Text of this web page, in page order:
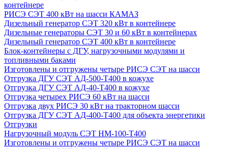
контейнере
РИСЭ СЭТ 400 кВт на шасси КАМАЗ
Дизельный генератор СЭТ 320 кВт в контейнере
Дизельные генераторы СЭТ 30 и 60 кВт в контейнерах
Дизельный генератор СЭТ 400 кВт в контейнере
Блок-контейнеры с ДГУ, нагрузочными модулями и
топливными баками
Изготовлены и отгружены четыре РИСЭ СЭТ на шасси
Отгрузка ДГУ СЭТ АД-500-Т400 в кожухе
Отгрузка ДГУ СЭТ АД-40-Т400 в кожухе
Отгрузка четырех РИСЭ 60 кВт на шасси
Отгрузка двух РИСЭ 30 кВт на тракторном шасси
Отгрузка ДГУ СЭТ АД-400-Т400 для объекта энергетики
Отгрузки
Нагрузочный модуль СЭТ НМ-100-Т400
Изготовлены и отгружены четыре РИСЭ СЭТ на шасси